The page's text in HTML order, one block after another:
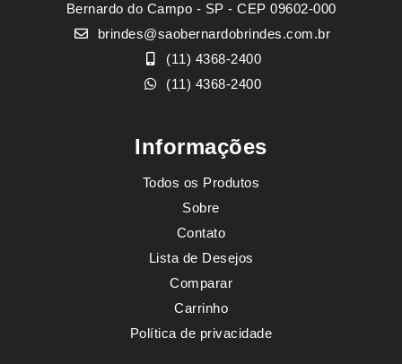
Bernardo do Campo - SP - CEP 09602-000
brindes@saobernardobrindes.com.br
(11) 4368-2400
(11) 4368-2400
Informações
Todos os Produtos
Sobre
Contato
Lista de Desejos
Comparar
Carrinho
Política de privacidade